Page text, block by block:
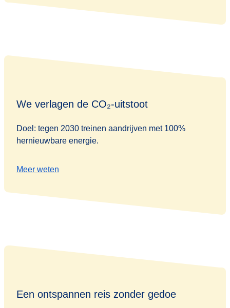
We verlagen de CO₂-uitstoot
Doel: tegen 2030 treinen aandrijven met 100%
hernieuwbare energie.
Meer weten
Een ontspannen reis zonder gedoe